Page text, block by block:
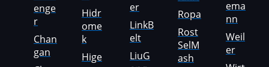
Mazda
McCloskey
enge
r
Chan
gan
Hidr
ome
k
Hige
er
LinkB
elt
LiuG
Ropa
Rost
SelM
ash
ema
nn
Weil
er